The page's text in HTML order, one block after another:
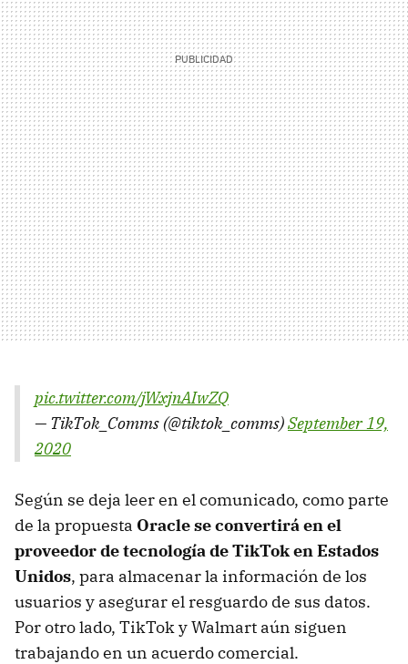
pic.twitter.com/jWxjnAIwZQ
— TikTok_Comms (@tiktok_comms)September 19,
2020
Según se deja leer en el comunicado, como parte
de la propuesta Oracle se convertirá en el
proveedor de tecnología de TikTok en Estados
Unidos, para almacenar la información de los
usuarios y asegurar el resguardo de sus datos.
Por otro lado, TikTok y Walmart aún siguen
trabajando en un acuerdo comercial.